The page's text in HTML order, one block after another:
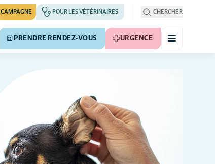
CAMPAGNE POUR LES VÉTÉRINAIRES CHERCHER
PRENDRE RENDEZ-VOUS URGENCE